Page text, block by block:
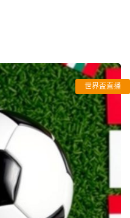
世界盃直播